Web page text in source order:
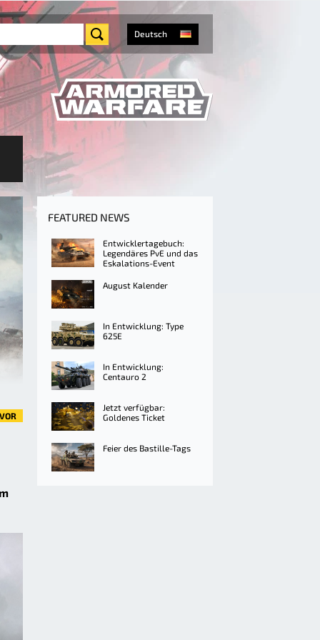
Deutsch
VOR
FEATURED NEWS
Entwicklertagebuch:
Legendäres PvE und das
Eskalations-Event
August Kalender
In Entwicklung: Type
625E
In Entwicklung:
Centauro 2
Jetzt verfügbar:
Goldenes Ticket
Feier des Bastille-Tags